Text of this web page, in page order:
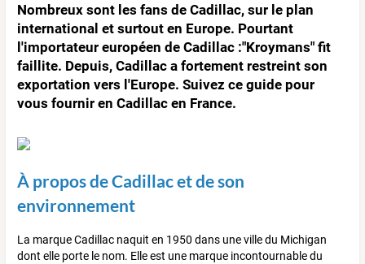
Nombreux sont les fans de Cadillac, sur le plan
international et surtout en Europe. Pourtant
l'importateur européen de Cadillac :"Kroymans" fit
faillite. Depuis, Cadillac a fortement restreint son
exportation vers l'Europe. Suivez ce guide pour
vous fournir en Cadillac en France.
À propos de Cadillac et de son
environnement
La marque Cadillac naquit en 1950 dans une ville du Michigan
dont elle porte le nom. Elle est une marque incontournable du